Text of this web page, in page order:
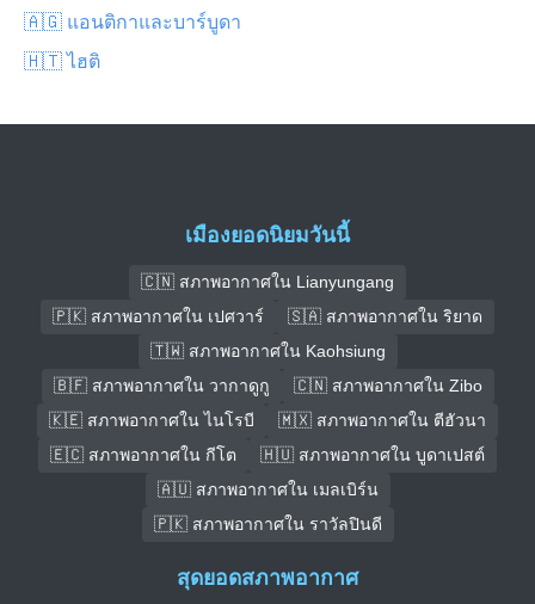
🇦🇬 แอนติกาและบาร์บูดา
🇭🇹 ไฮติ
เมืองยอดนิยมวันนี้
🇨🇳 สภาพอากาศใน Lianyungang
🇵🇰 สภาพอากาศใน เปศวาร์
🇸🇦 สภาพอากาศใน ริยาด
🇹🇼 สภาพอากาศใน Kaohsiung
🇧🇫 สภาพอากาศใน วากาดูกู
🇨🇳 สภาพอากาศใน Zibo
🇰🇪 สภาพอากาศใน ไนโรบี
🇲🇽 สภาพอากาศใน ตีฮัวนา
🇪🇨 สภาพอากาศใน กีโต
🇭🇺 สภาพอากาศใน บูดาเปสต์
🇦🇺 สภาพอากาศใน เมลเบิร์น
🇵🇰 สภาพอากาศใน ราวัลปินดี
สุดยอดสภาพอากาศ